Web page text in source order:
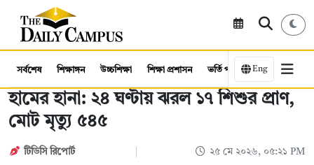
সর্বশেষ শিক্ষাঙ্গন উচ্চশিক্ষা শিক্ষা প্রশাসন ভর্তি পরীক্ষা কর্মসংস্থান
Eng
হামের হানা: ২৪ ঘণ্টায় ঝরল ১৭ শিশুর প্রাণ,
মোট মৃত্যু ৫৪৫
টিডিসি রিপোর্ট ২৫ মে ২০২৬, ০৫:২১ PM